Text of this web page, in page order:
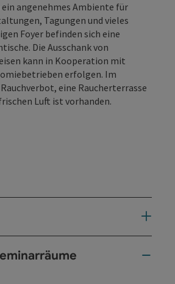
angenehmes Ambiente für
Tagungen und vieles
Foyer befinden sich eine
Die Ausschank von
kann in Kooperation mit
erfolgen. Im
eine Raucherterrasse
Luft ist vorhanden.